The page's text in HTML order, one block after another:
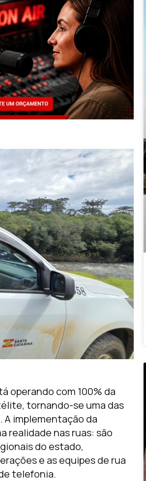
operando com 100% da
tornando-se uma das
implementação da
realidade nas ruas: são
do estado,
e as equipes de rua
telefonia.